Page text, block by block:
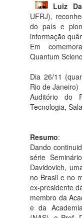
Luiz
UFRJ),
do país e
informação
Em
Quantum
Dia 26/11
Rio de Janeiro)
Auditório do
Tecnologia,
Resumo:
Dando
série
Davidovich,
no Brasil e no
ex-presidente
membro da
e da